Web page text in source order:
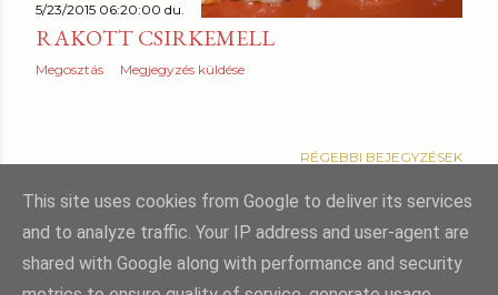
5/23/2015 06:20:00 du.
RAKOTT CSIRKEMELL
Megosztás Megjegyzés küldése
RÉGEBBI BEJEGYZÉSEK
Üzemeltető: Blogger
This site uses cookies from Google to deliver its services
and to analyze traffic. Your IP address and user-agent are
shared with Google along with performance and security